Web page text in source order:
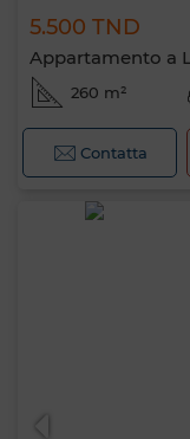
5.500 TND
Appartamento a
260 m²
Contatta